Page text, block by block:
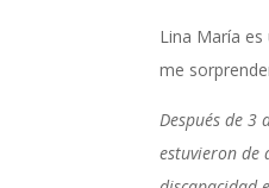
Lina María
me
Después de
estuvieron de